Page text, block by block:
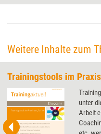
Weitere Inhalte zum
Trainingstools im
unter
Arbeit